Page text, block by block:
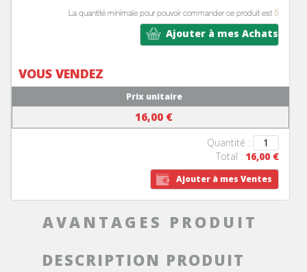
La quantité minimale pour pouvoir commander ce produit est5
Ajouter à mes Achats
VOUS VENDEZ
Prix unitaire
16,00 €
Quantité :
Total : 16,00 €
Ajouter à mes Ventes
AVANTAGES PRODUIT
DESCRIPTION PRODUIT